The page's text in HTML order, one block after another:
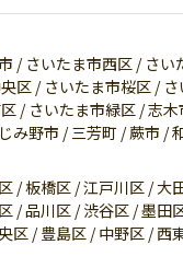
/ さいたま市西区 / さい
区 / さいたま市桜区 /
/ さいたま市緑区 /志
み野市 /三芳町 /蕨市 /
/板橋区 /江戸川区 /大
/品川区 /渋谷区 /墨田
区 /豊島区 /中野区 /西